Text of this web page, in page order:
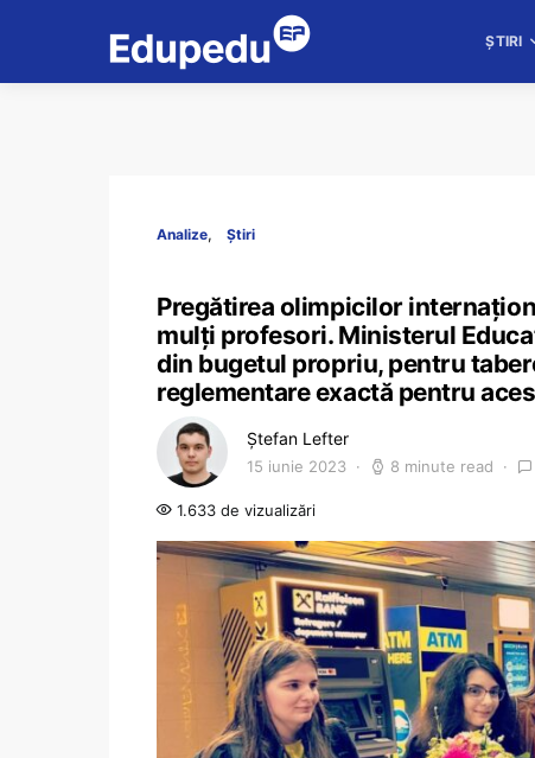
ȘTIRI
Analize Știri
Pregătirea olimpicilor
mulți profesori. Ministerul
din bugetul propriu, pentru
reglementare exactă pentru
Ștefan Lefter
15 iunie 2023 8 minute read
1.633 de vizualizări